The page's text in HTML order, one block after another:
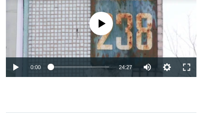
No media source currently available
0:00 24:27